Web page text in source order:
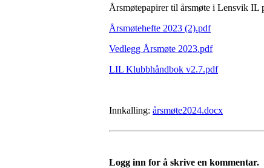
Årsmøtepapirer til årsmøte i Lensvik IL
Årsmøtehefte 2023 (2).pdf
Vedlegg Årsmøte 2023.pdf
LIL Klubbhåndbok v2.7.pdf
Innkalling: årsmøte2024.docx
Logg inn for å skrive en kommentar.